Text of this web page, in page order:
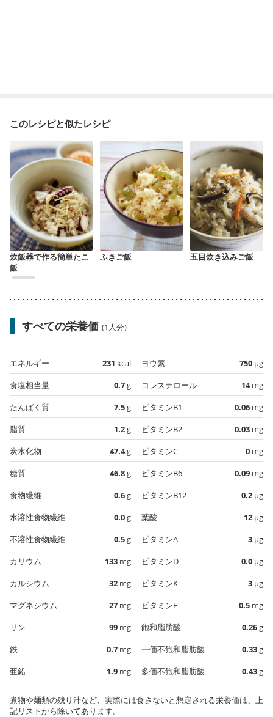
このレシピと似たレシピ
炊飯器で作る簡単たこ
飯
ふきご飯 五目炊き込みご飯
すべての栄養価 (1人分)
エネルギー 231 kcal
食塩相当量
0.7g
たんぱく質
7.5g
脂質
1.2g
炭水化物
47.4g
糖質
46.8g
食物繊維
0.6g
水溶性食物繊維
0.0g
不溶性食物繊維
0.5g
カリウム
133 mg
カルシウム
32 mg
マグネシウム
27 mg
リン
99 mg
鉄
0.7 mg
亜鉛
1.9 mg
ヨウ素 750 µg
コレステロール
14mg
ビタミンB1
0.06 mg
ビタミンB2
0.03 mg
ビタミンC
0 mg
ビタミンB6
0.09 mg
ビタミンB12
0.2 µg
葉酸
12 µg
ビタミンA
3 µg
ビタミンD
0.0 µg
ビタミンK
3 µg
ビタミンE
0.5 mg
飽和脂肪酸
0.26g
一価不飽和脂肪酸
0.33g
多価不飽和脂肪酸
0.43g
煮物や麺類の残り汁など、実際には食さないと想定される栄養価は、上
記リストから除いてあります。